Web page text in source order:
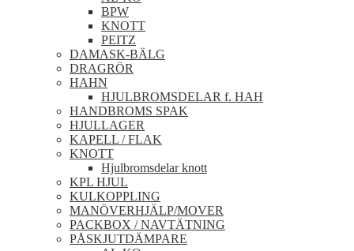
BPW
KNOTT
PEITZ
DAMASK-BÄLG
DRAGRÖR
HAHN
HJULBROMSDELAR f. HAH
HANDBROMS SPAK
HJULLAGER
KAPELL / FLAK
KNOTT
Hjulbromsdelar knott
KPL HJUL
KULKOPPLING
MANÖVERHJÄLP/MOVER
PACKBOX / NAVTÄTNING
PÅSKJUTDÄMPARE